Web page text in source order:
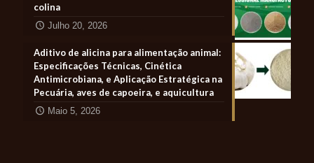
colina
Julho 20, 2026
Aditivo de alicina para alimentação animal:
Especificações Técnicas, Cinética
Antimicrobiana, e Aplicação Estratégica na
Pecuária, aves de capoeira, e aquicultura
Maio 5, 2026